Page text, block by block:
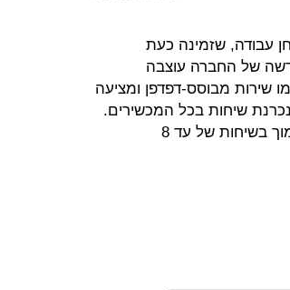
עבודה, שזמינה כעת
של החברה עוצבה
שירות מבוסס-דפדפן ומציעה
שיחות בכל המכשירים.
החיסרון של האפליקציה החדשה הוא שהיא יכולה לתמוך בשיחות של עד 8